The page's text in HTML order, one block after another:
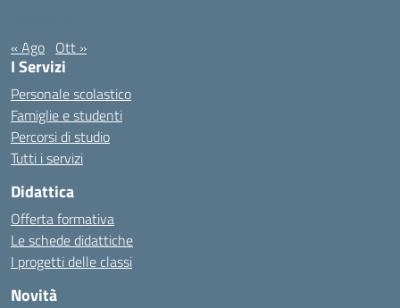
« Ago Ott »
I Servizi
Personale scolastico
Famiglie e studenti
Percorsi di studio
Tutti i servizi
Didattica
Offerta formativa
Le schede didattiche
I progetti delle classi
Novità